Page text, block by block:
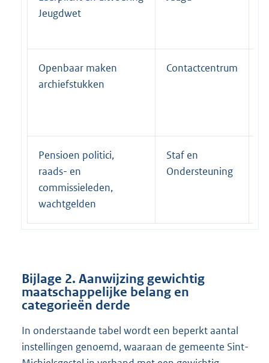
Jeugdwet
Openbaar maken
archiefstukken
Contactcentrum
Pensioen politici,
raads- en
commissieleden,
wachtgelden
Staf en
Ondersteuning
Bijlage 2. Aanwijzing gewichtig
maatschappelijke belang en
categorieën derde
In onderstaande tabel wordt een beperkt aantal
instellingen genoemd, waaraan de gemeente Sint-